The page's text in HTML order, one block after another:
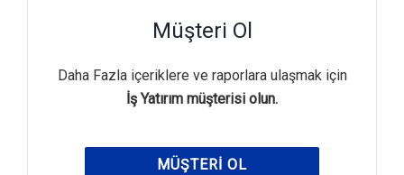
Müşteri Ol
Daha Fazla içeriklere ve raporlara ulaşmak için
İş Yatırım müşterisi olun.
MÜŞTERI OL